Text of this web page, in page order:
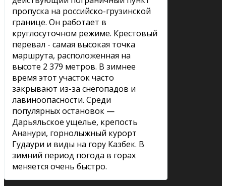
пропуска на российско-грузинской
границе. Он работает в
круглосуточном режиме. Крестовый
перевал - самая высокая точка
маршрута, расположенная на
высоте 2 379 метров. В зимнее
время этот участок часто
закрывают из-за снегопадов и
лавиноопасности. Среди
популярных остановок —
Дарьяльское ущелье, крепость
Ананури, горнолыжный курорт
Гудаури и виды на гору Казбек. В
зимний период погода в горах
меняется очень быстро.